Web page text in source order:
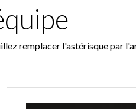
remplacer l'astérisque par